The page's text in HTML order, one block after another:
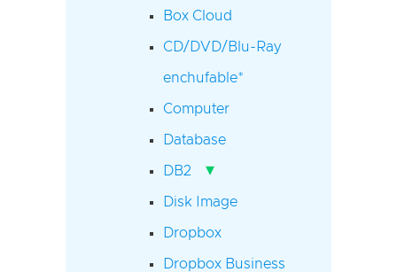
Box Cloud
CD/DVD/Blu-Ray
enchufable*
Computer
Database
DB2 ▾
Disk Image
Dropbox
Dropbox Business